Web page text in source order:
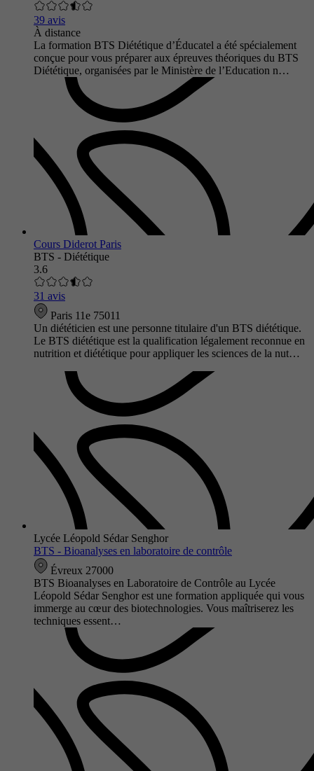
39 avis
À distance
La formation BTS Diététique d’Éducatel a été spécialement
conçue pour vous préparer aux épreuves théoriques du BTS
Diététique, organisées par le Ministère de l’Education n…
Cours Diderot Paris
BTS - Diététique
3.6
31 avis
Paris 11e 75011
Un diététicien est une personne titulaire d'un BTS diététique.
Le BTS diététique est la qualification légalement reconnue en
nutrition et diététique pour appliquer les sciences de la nut…
Lycée Léopold Sédar Senghor
BTS - Bioanalyses en laboratoire de contrôle
Évreux 27000
BTS Bioanalyses en Laboratoire de Contrôle au Lycée
Léopold Sédar Senghor est une formation appliquée qui vous
immerge au cœur des biotechnologies. Vous maîtriserez les
techniques essent…